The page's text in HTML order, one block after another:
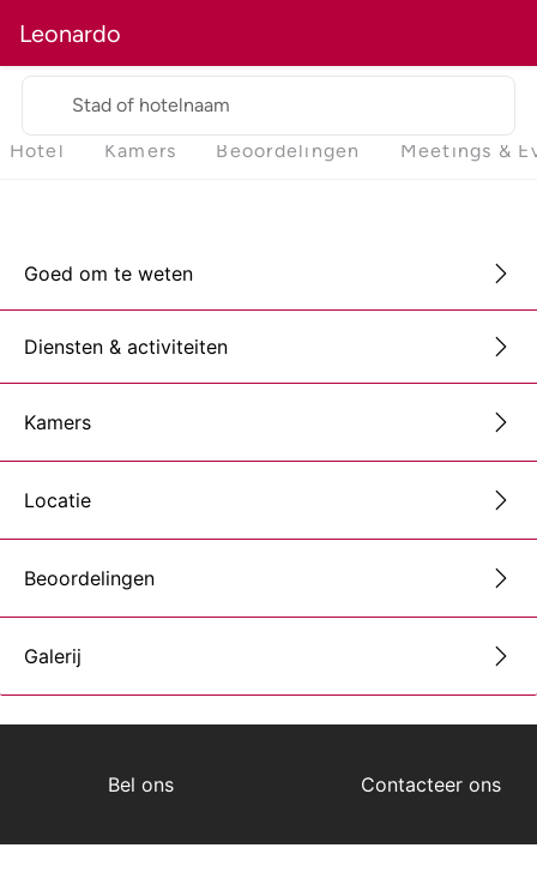
Leonardo
Stad of hotelnaam
Hotel Kamers Beoordelingen Meetings &
Goed om te weten
Diensten & activiteiten
Kamers
Locatie
Beoordelingen
Galerij
Bel ons Contacteer ons